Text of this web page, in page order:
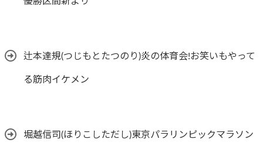
辻本達規(つじもとたつのり)炎の体育会!お笑いもやって
る筋肉イケメン
堀越信司(ほりこしただし)東京パラリンピックマラソン